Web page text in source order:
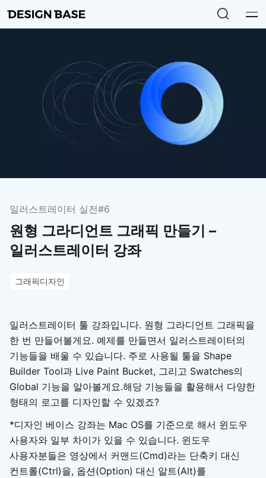
일러스트레이터 실전#6
원형 그라디언트 그래픽 만들기 –
일러스트레이터 강좌
그래픽디자인
일러스트레이터 툴 강좌입니다. 원형 그라디언트 그래픽을
한 번 만들어볼게요. 예제를 만들면서 일러스트레이터의
기능들을 배울 수 있습니다. 주로 사용될 툴을 Shape
Builder Tool과 Live Paint Bucket, 그리고 Swatches의
Global 기능을 알아볼게요.해당 기능들을 활용해서 다양한
형태의 로고를 디자인할 수 있겠죠?
*디자인 베이스 강좌는 Mac OS를 기준으로 해서 윈도우
사용자와 일부 차이가 있을 수 있습니다. 윈도우
사용자분들은 영상에서 커맨드(Cmd)라는 단축키 대신
컨트롤(Ctrl)을, 옵션(Option) 대신 알트(Alt)를